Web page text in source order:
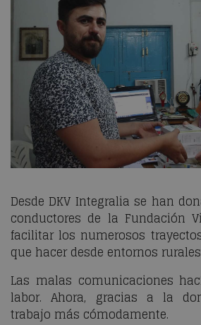
Desde DKV Integralia se han
conductores de la Fundación
facilitar los numerosos
que hacer desde entornos
Las malas comunicaciones
labor. Ahora, gracias a la
trabajo más cómodamente.